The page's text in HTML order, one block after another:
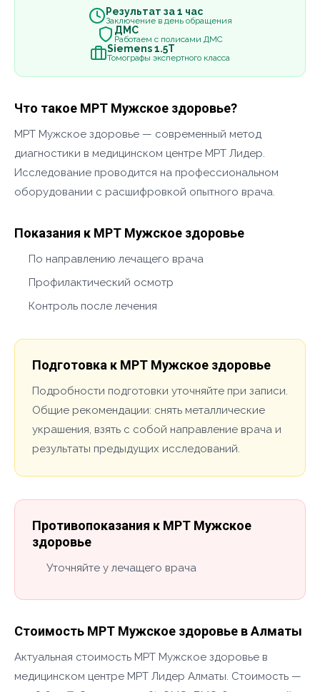
Результат за 1 час
Заключение в день обращения
ДМС
Работаем с полисами ДМС
Siemens 1.5Т
Томографы экспертного класса
Что такое МРТ Мужское здоровье?
МРТ Мужское здоровье — современный метод
диагностики в медицинском центре МРТ Лидер.
Исследование проводится на профессиональном
оборудовании с расшифровкой опытного врача.
Показания к МРТ Мужское здоровье
По направлению лечащего врача
Профилактический осмотр
Контроль после лечения
Подготовка к МРТ Мужское здоровье
Подробности подготовки уточняйте при записи.
Общие рекомендации: снять металлические
украшения, взять с собой направление врача и
результаты предыдущих исследований.
Противопоказания к МРТ Мужское
здоровье
Уточняйте у лечащего врача
Стоимость МРТ Мужское здоровье в Алматы
Актуальная стоимость МРТ Мужское здоровье в
медицинском центре МРТ Лидер Алматы. Стоимость —